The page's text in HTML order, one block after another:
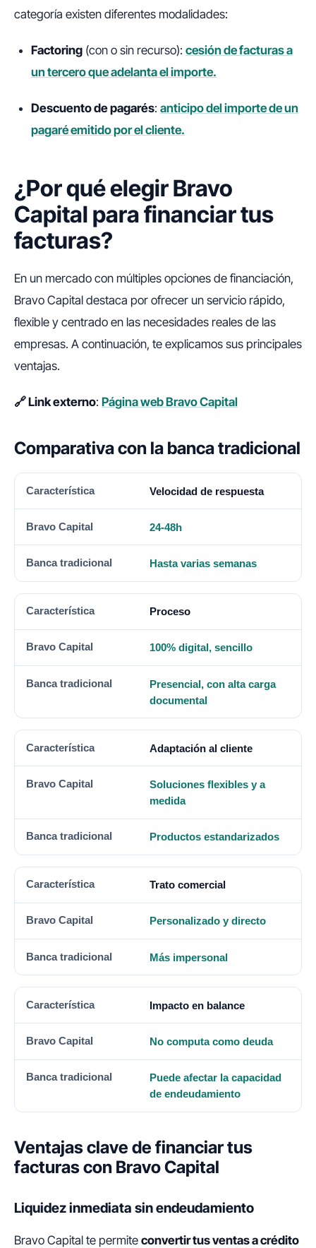
categoría existen diferentes modalidades:
Factoring (con o sin recurso): cesión de facturas a
un tercero que adelanta el importe.
Descuento de pagarés: anticipo del importe de un
pagaré emitido por el cliente.
¿Por qué elegir Bravo
Capital para financiar tus
facturas?
En un mercado con múltiples opciones de financiación,
Bravo Capital destaca por ofrecer un servicio rápido,
flexible y centrado en las necesidades reales de las
empresas. A continuación, te explicamos sus principales
ventajas.
🔗 Link externo: Página web Bravo Capital
Comparativa con la banca tradicional
CARACTERÍSTICA BRAVO CAPITAL BANCA
Velocidad de respuesta
24-48h
Hasta varias semanas
Proceso
100% digital, sencillo
Presencial, con alta carga
documental
Adaptación al cliente
Soluciones flexibles y a
medida
Productos estandarizados
Trato comercial
Personalizado y directo
Más impersonal
Impacto en balance
No computa como deuda
Puede afectar la capacidad
de endeudamiento
Ventajas clave de financiar tus
facturas con Bravo Capital
Liquidez inmediata sin endeudamiento
Bravo Capital te permite convertir tus ventas a crédito